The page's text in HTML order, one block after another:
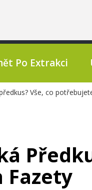
Po Extrakci
Vše, co
Fazety